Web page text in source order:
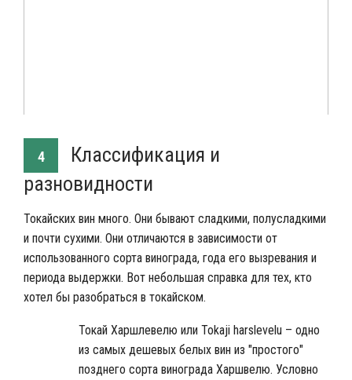
4
Классификация и
разновидности
Токайских вин много. Они бывают сладкими, полусладкими
и почти сухими. Они отличаются в зависимости от
использованного сорта винограда, года его вызревания и
периода выдержки. Вот небольшая справка для тех, кто
хотел бы разобраться в токайском.
Токай Харшлевелю или Tokaji harslevelu – одно
из самых дешевых белых вин из "простого"
позднего сорта винограда Харшвелю. Условно